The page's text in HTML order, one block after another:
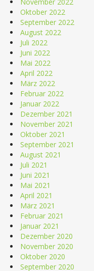
Oktober 2022
September 2022
August 2022
Juli 2022
Juni 2022
Mai 2022
April 2022
März 2022
Februar 2022
Januar 2022
Dezember 2021
November 2021
Oktober 2021
September 2021
August 2021
Juli 2021
Juni 2021
Mai 2021
April 2021
März 2021
Februar 2021
Januar 2021
Dezember 2020
November 2020
Oktober 2020
September 2020